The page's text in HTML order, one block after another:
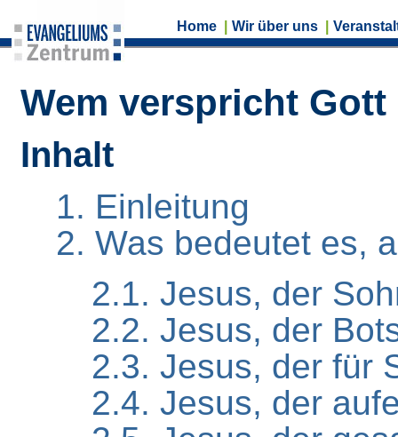
Home| Wir über uns|
Wem verspricht
Inhalt
1. Einleitung
2. Was bedeutet es,
2.1. Jesus, der
2.2. Jesus, der
2.3. Jesus, der für
2.4. Jesus, der